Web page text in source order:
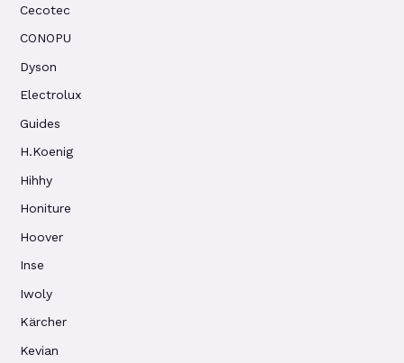
Cecotec
CONOPU
Dyson
Electrolux
Guides
H.Koenig
Hihhy
Honiture
Hoover
Inse
Iwoly
Kärcher
Kevian